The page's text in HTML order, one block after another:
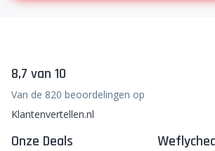
8,7 van 10
Van de 820 beoordelingen op
Klantenvertellen.nl
Onze Deals